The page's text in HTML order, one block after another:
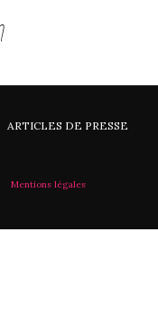
ARTICLES DE PRESSE
Mentions légales